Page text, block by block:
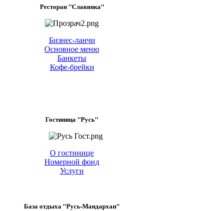
Ресторан "Славянка"
Бизнес-ланчи
Основное меню
Банкеты
Кофе-брейки
Гостиница "Русь"
О гостинице
Номерной фонд
Услуги
База отдыха "Русь-Мандархан"